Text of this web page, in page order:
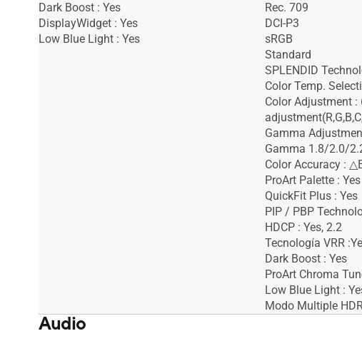
Dark Boost : Yes
DisplayWidget : Yes
Low Blue Light : Yes
Rec. 709
DCI-P3
sRGB
Standard
SPLENDID
Color Temp.
Color Adjustment :
Gamma
Gamma 1.8/2.0/
Color Accuracy :
ProArt Palette : Yes
QuickFit Plus : Yes
PIP / PBP
HDCP : Yes, 2.2
Tecnología VRR
Dark Boost : Yes
ProArt Chroma
Low Blue Light :
Modo Multiple
Audio